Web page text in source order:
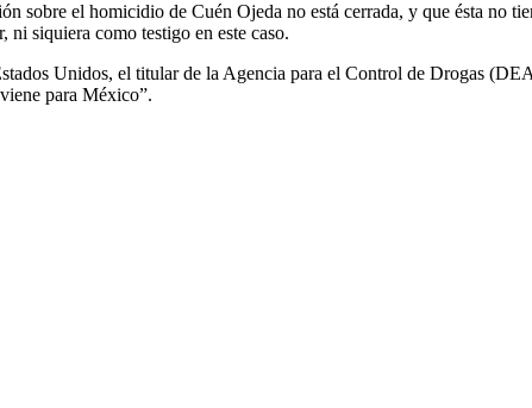
sobre el homicidio de Cuén Ojeda no está cerrada, y que ésta no
siquiera como testigo en este caso.
Unidos, el titular de la Agencia para el Control de Drogas
para México”.